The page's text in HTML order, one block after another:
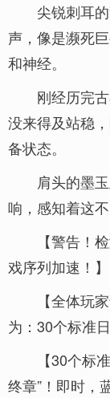
尖锐刺耳
声，像是濒死
和神经。
刚经历完
没来得及站稳
备状态。
肩头的墨
响，感知着这
【警告！
戏序列加速！】
【全体玩
为：30个标准日
【30个
终章”！即时，